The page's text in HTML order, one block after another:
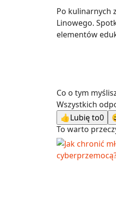
Po kulinarnych
Linowego.
elementów
Co o tym
Wszystkich
👍Lubię to0
To warto